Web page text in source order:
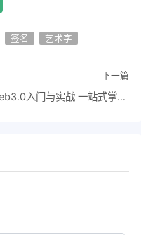
签名 艺术字
下一篇
Web3.0入门与实战 一站式掌握4大主流区块链开发 完结